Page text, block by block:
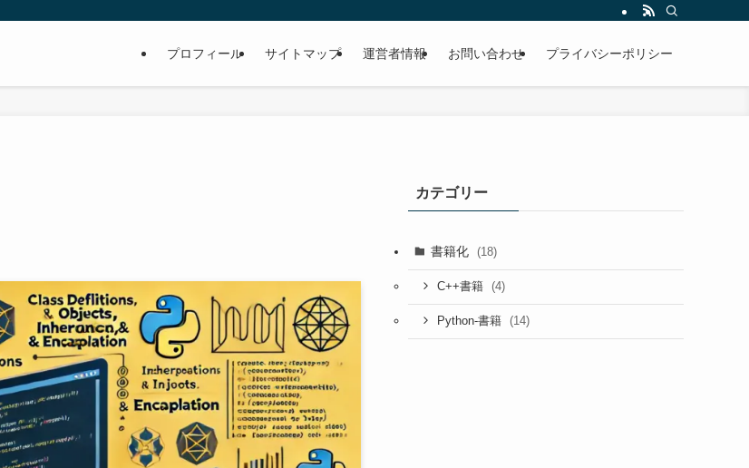
プロフィール サイトマップ 運営者情報 お問い合わせ プライバシーポリシー
カテゴリー
書籍化 (18)
C++書籍 (4)
Python-書籍 (14)